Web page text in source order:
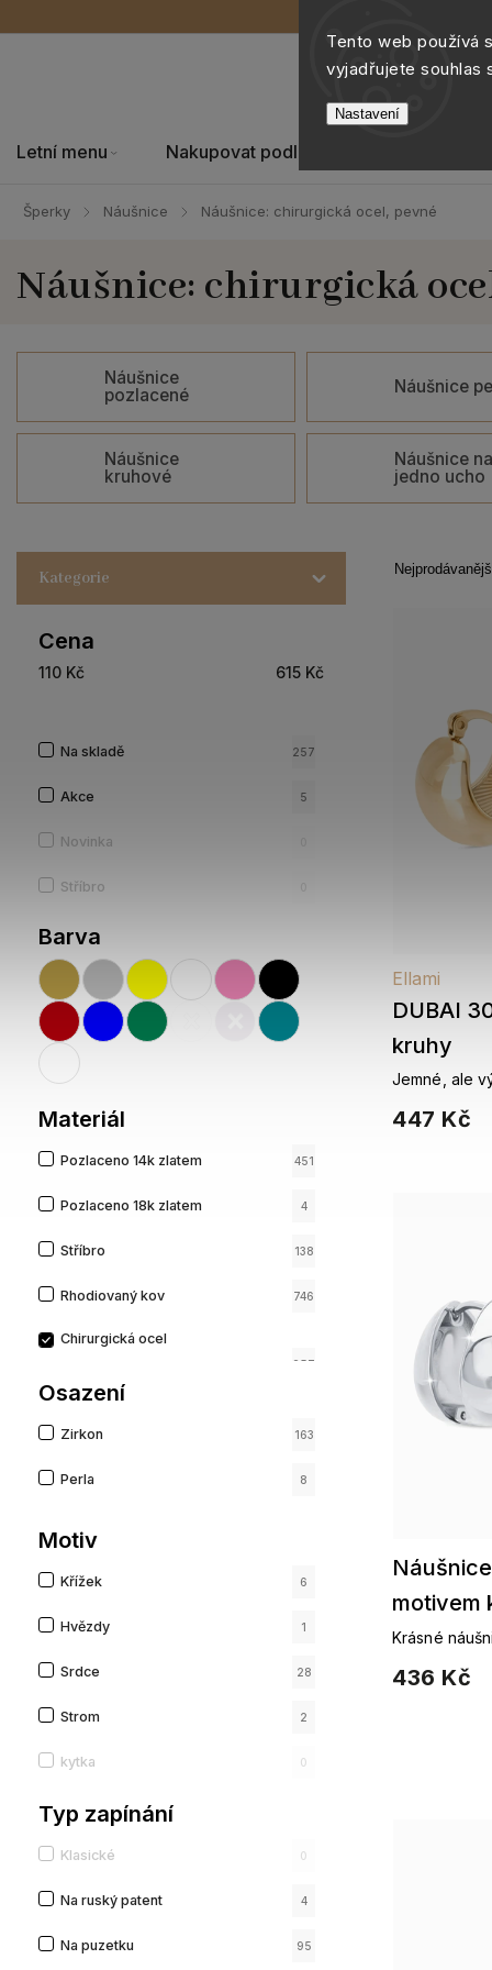
Tento web používá
vyjadřujete souhlas
Nastavení
Letní menu Nakupovat podle
Šperky / Náušnice / Náušnice: chirurgická ocel, pevné
Náušnice: chirurgická
Náušnice
pozlacené
Náušnice
Náušnice
kruhové
Náušnice na
jedno ucho
Kategorie
Cena
110 Kč 615 Kč
Na skladě 257
Akce 5
Novinka
Stříbro
Barva
Materiál
Pozlaceno 14k zlatem 451
Pozlaceno 18k zlatem 4
Stříbro 138
Rhodiovaný kov 746
Chirurgická ocel
257
Osazení
Zirkon 163
Perla 8
Motiv
Křížek 6
Hvězdy 1
Srdce 28
Strom 2
kytka 0
Anděl
Kapka 3
Nekonečno 0
Geometrický 55
Typ zapínání
Klasické 0
Na ruský patent 4
Na puzetku 95
DUBAI
kruhy
Ellami
447 Kč
Jemné, ale
motivem
436 Kč
Krásné